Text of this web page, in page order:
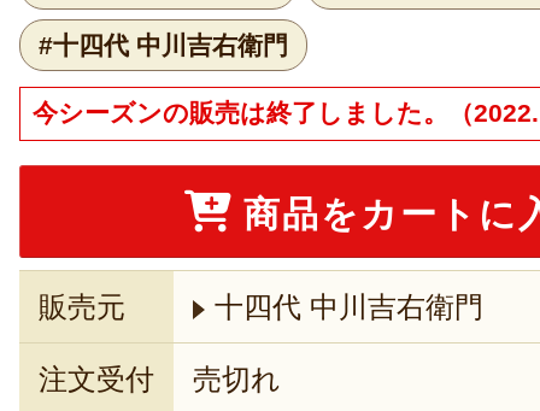
#十四代 中川吉右衛門
今シーズンの販売は終了しました。（
商品をカートに
販売元 十四代 中川吉右衛門
注文受付 売切れ